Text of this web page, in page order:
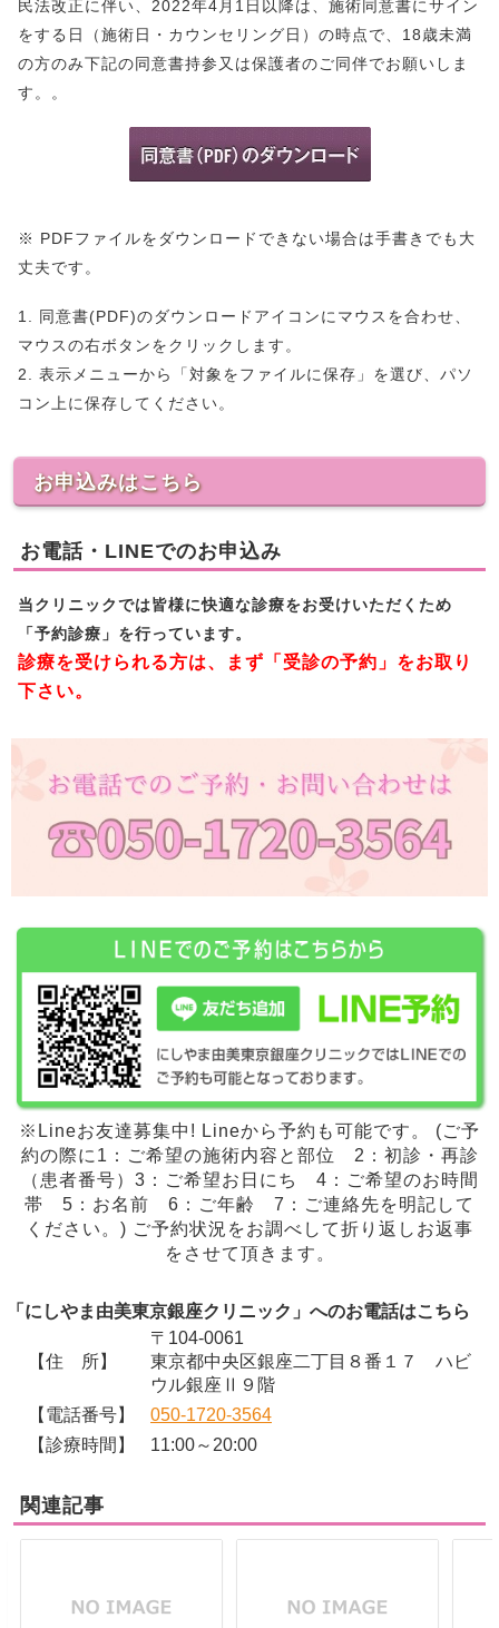
民法改正に伴い、2022年4月1日以降は、施術同意書にサイン
をする日（施術日・カウンセリング日）の時点で、18歳未満
の方のみ下記の同意書持参又は保護者のご同伴でお願いしま
す。。
※ PDFファイルをダウンロードできない場合は手書きでも大
丈夫です。
1. 同意書(PDF)のダウンロードアイコンにマウスを合わせ、
マウスの右ボタンをクリックします。
2. 表示メニューから「対象をファイルに保存」を選び、パソ
コン上に保存してください。
お申込みはこちら
お電話・LINEでのお申込み
当クリニックでは皆様に快適な診療をお受けいただくため
「予約診療」を行っています。
診療を受けられる方は、まず「受診の予約」をお取り
下さい。
※Lineお友達募集中! Lineから予約も可能です。 (ご予
約の際に1：ご希望の施術内容と部位 2：初診・再診
（患者番号）3：ご希望お日にち 4：ご希望のお時間
帯 5：お名前 6：ご年齢 7：ご連絡先を明記して
ください。) ご予約状況をお調べして折り返しお返事
をさせて頂きます。
「にしやま由美東京銀座クリニック」へのお電話はこちら
【住 所】
〒104-0061
東京都中央区銀座二丁目８番１７ ハビ
ウル銀座Ⅱ９階
【電話番号】
050-1720-3564
【診療時間】
11:00～20:00
関連記事